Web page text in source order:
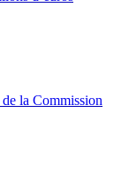
la Commission